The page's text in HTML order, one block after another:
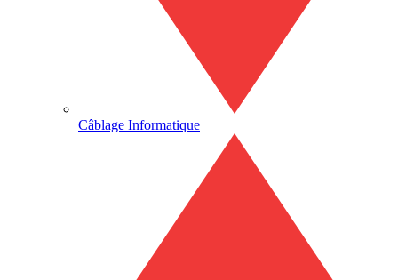
Câblage Informatique